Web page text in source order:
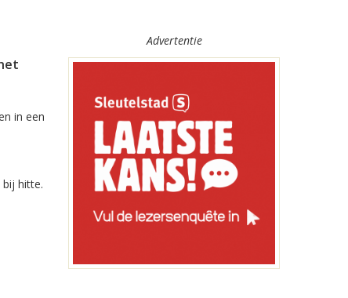
in een
hitte.
Advertentie